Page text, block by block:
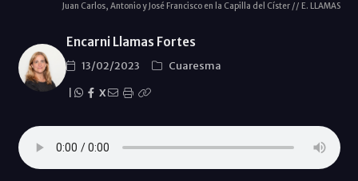
Juan Carlos, Antonio y José Francisco en la Capilla del Císter // E. LLAMAS
Encarni Llamas Fortes
13/02/2023
Cuaresma
X